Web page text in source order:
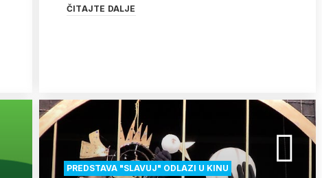
ČITAJTE DALJE
PREDSTAVA "SLAVUJ" ODLAZI U KINU